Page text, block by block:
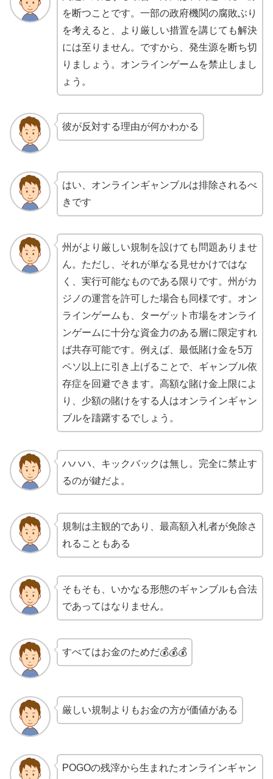
を断つことです。一部の政府機関の腐敗ぶり
を考えると、より厳しい措置を講じても解決
には至りません。ですから、発生源を断ち切
りましょう。オンラインゲームを禁止しまし
ょう。
彼が反対する理由が何かわかる
はい、オンラインギャンブルは排除されるべ
きです
州がより厳しい規制を設けても問題ありませ
ん。ただし、それが単なる見せかけではな
く、実行可能なものである限りです。州がカ
ジノの運営を許可した場合も同様です。オン
ラインゲームも、ターゲット市場をオンライ
ンゲームに十分な資金力のある層に限定すれ
ば共存可能です。例えば、最低賭け金を5万
ペソ以上に引き上げることで、ギャンブル依
存症を回避できます。高額な賭け金上限によ
り、少額の賭けをする人はオンラインギャン
ブルを躊躇するでしょう。
ハハハ、キックバックは無し。完全に禁止す
るのが鍵だよ。
規制は主観的であり、最高額入札者が免除さ
れることもある
そもそも、いかなる形態のギャンブルも合法
であってはなりません。
すべてはお金のためだ💰💰💰
厳しい規制よりもお金の方が価値がある
POGOの残滓から生まれたオンラインギャン